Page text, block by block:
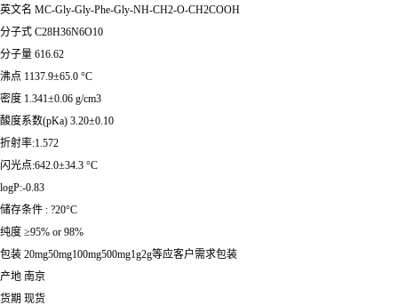
英文名 MC-Gly-Gly-Phe-Gly-NH-CH2-O-CH2COOH
分子式 C28H36N6O10
分子量 616.62
沸点 1137.9±65.0 °C
密度 1.341±0.06 g/cm3
酸度系数(pKa) 3.20±0.10
折射率:1.572
闪光点:642.0±34.3 °C
logP:-0.83
储存条件 : ?20°C
纯度 ≥95% or 98%
包装 20mg50mg100mg500mg1g2g等应客户需求包装
产地 南京
货期 现货